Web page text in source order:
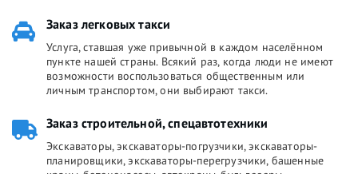
Заказ легковых такси
Услуга, ставшая уже привычной в каждом населённом
пункте нашей страны. Всякий раз, когда люди не имеют
возможности воспользоваться общественным или
личным транспортом, они выбирают такси.
Заказ строительной, спецавтотехники
Экскаваторы, экскаваторы-погрузчики, экскаваторы-
планировщики, экскаваторы-перегрузчики, башенные